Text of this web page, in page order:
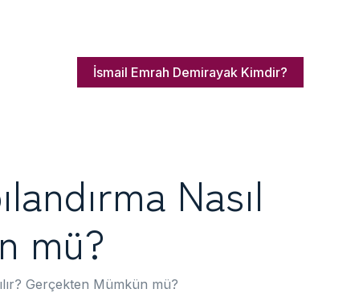
İsmail Emrah Demirayak Kimdir?
Nasıl
mü?
Gerçekten Mümkün mü?